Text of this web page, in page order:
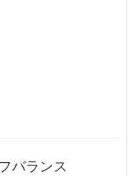
バランス